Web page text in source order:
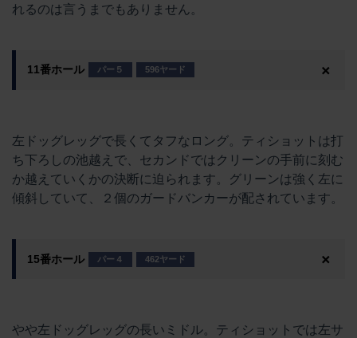
れるのは言うまでもありません。
11番ホール パー５ 596ヤード
左ドッグレッグで長くてタフなロング。ティショットは打
ち下ろしの池越えで、セカンドではクリーンの手前に刻む
か越えていくかの決断に迫られます。グリーンは強く左に
傾斜していて、２個のガードバンカーが配されています。
15番ホール パー４ 462ヤード
やや左ドッグレッグの長いミドル。ティショットでは左サ